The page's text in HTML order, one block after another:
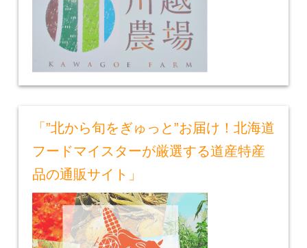
「”北から旬をぎゅっと”お届け！北海道
フードマイスターが厳選する道産特産
品の通販サイト」